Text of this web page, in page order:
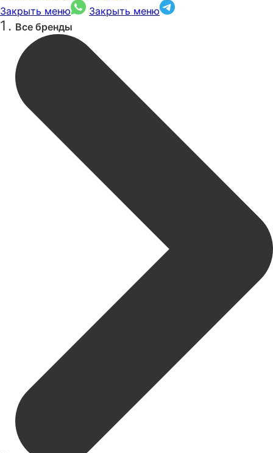
Закрыть меню
Закрыть меню
Все бренды